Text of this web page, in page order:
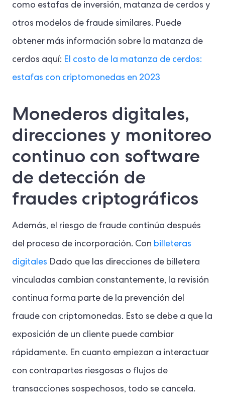
como estafas de inversión, matanza de cerdos y
otros modelos de fraude similares. Puede
obtener más información sobre la matanza de
cerdos aquí: El costo de la matanza de cerdos:
estafas con criptomonedas en 2023
Monederos digitales,
direcciones y monitoreo
continuo con software
de detección de
fraudes criptográficos
Además, el riesgo de fraude continúa después
del proceso de incorporación. Con billeteras
digitales Dado que las direcciones de billetera
vinculadas cambian constantemente, la revisión
continua forma parte de la prevención del
fraude con criptomonedas. Esto se debe a que la
exposición de un cliente puede cambiar
rápidamente. En cuanto empiezan a interactuar
con contrapartes riesgosas o flujos de
transacciones sospechosos, todo se cancela.